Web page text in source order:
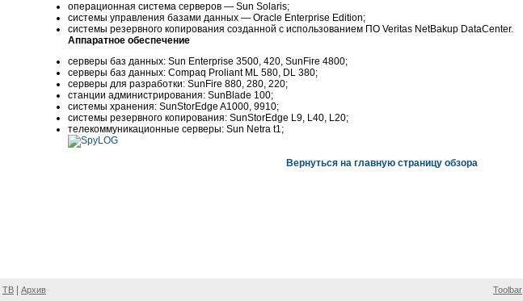
операционная система серверов — Sun Solaris;
системы управления базами данных — Oracle Enterprise Edition;
системы резервного копирования созданной с использованием ПО Veritas NetBakup DataCenter.
Аппаратное обеспечение
серверы баз данных: Sun Enterprise 3500, 420, SunFire 4800;
серверы баз данных: Compaq Proliant ML 580, DL 380;
серверы для разработки: SunFire 880, 280, 220;
станции администрирования: SunBlade 100;
системы хранения: SunStorEdge A1000, 9910;
системы резервного копирования: SunStorEdge L9, L40, L20;
телекоммуникационные серверы: Sun Netra t1;
Вернуться на главную страницу обзора
ТВ Архив Toolbar